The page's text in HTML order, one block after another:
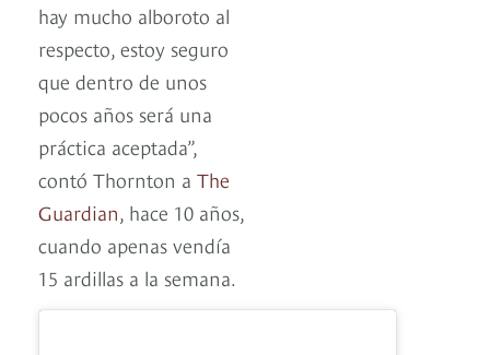
hay mucho alboroto al
respecto, estoy seguro
que dentro de unos
pocos años será una
práctica aceptada”,
contó Thornton a The
Guardian, hace 10 años,
cuando apenas vendía
15 ardillas a la semana.